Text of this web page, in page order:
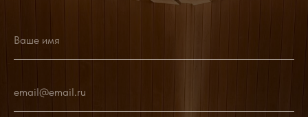
Ваше имя
email@email.ru